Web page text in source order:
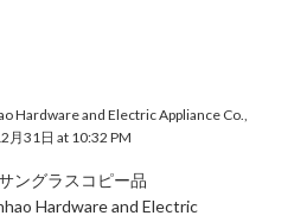
Hardware and Electric Appliance Co.,
月31日 at 10:32 PM
ングラスコピー品
Hardware and Electric